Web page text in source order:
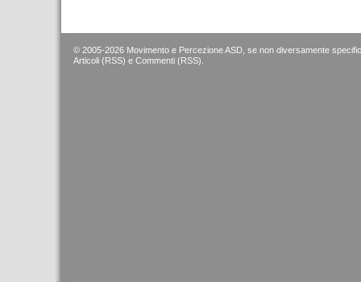
© 2005-2026 Movimento e Percezione ASD, se non diversamente
Articoli (RSS) e Commenti (RSS)